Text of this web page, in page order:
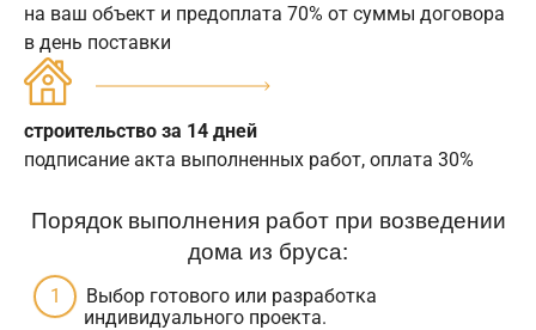
на ваш объект и предоплата 70% от суммы договора
в день поставки
строительство за 14 дней
подписание акта выполненных работ, оплата 30%
Порядок выполнения работ при возведении
дома из бруса:
Выбор готового или разработка
индивидуального проекта.